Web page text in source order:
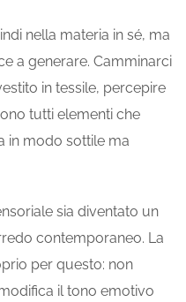
nella materia in sé, ma
a generare. Camminarci
in tessile, percepire
tutti elementi che
in modo sottile ma
sia diventato un
contemporaneo. La
per questo: non
il tono emotivo